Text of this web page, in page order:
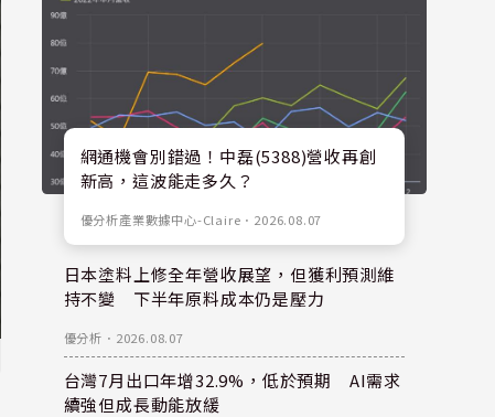
網通機會別錯過！中磊(5388)營收再創
新高，這波能走多久？
優分析產業數據中心-Claire ． 2026.08.07
日本塗料上修全年營收展望，但獲利預測維
持不變 下半年原料成本仍是壓力
優分析 ． 2026.08.07
台灣7月出口年增32.9%，低於預期 AI需求
續強但成長動能放緩